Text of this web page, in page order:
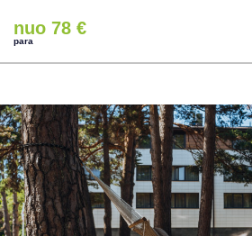
nuo 78 €
para